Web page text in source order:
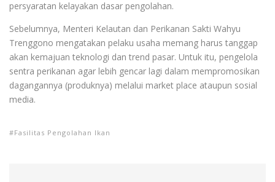
persyaratan kelayakan dasar pengolahan.
Sebelumnya, Menteri Kelautan dan Perikanan Sakti Wahyu
Trenggono mengatakan pelaku usaha memang harus tanggap
akan kemajuan teknologi dan trend pasar. Untuk itu, pengelola
sentra perikanan agar lebih gencar lagi dalam mempromosikan
dagangannya (produknya) melalui market place ataupun sosial
media.
Fasilitas Pengolahan Ikan